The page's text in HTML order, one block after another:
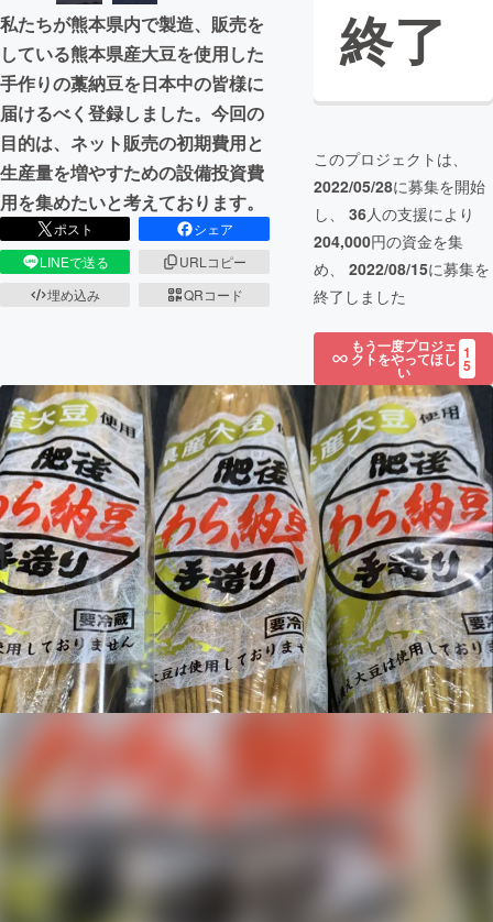
私たちが熊本県内で製造、販売を
している熊本県産大豆を使用した
手作りの藁納豆を日本中の皆様に
届けるべく登録しました。今回の
目的は、ネット販売の初期費用と
生産量を増やすための設備投資費
用を集めたいと考えております。
ポスト
シェア
LINEで送る
URLコピー
埋め込み
QRコード
終了
このプロジェクトは、
2022/05/28に募集を開始
し、 36人の支援により
204,000円の資金を集
め、 2022/08/15に募集を
終了しました
もう一度プロジェ
クトをやってほし
い
1
5